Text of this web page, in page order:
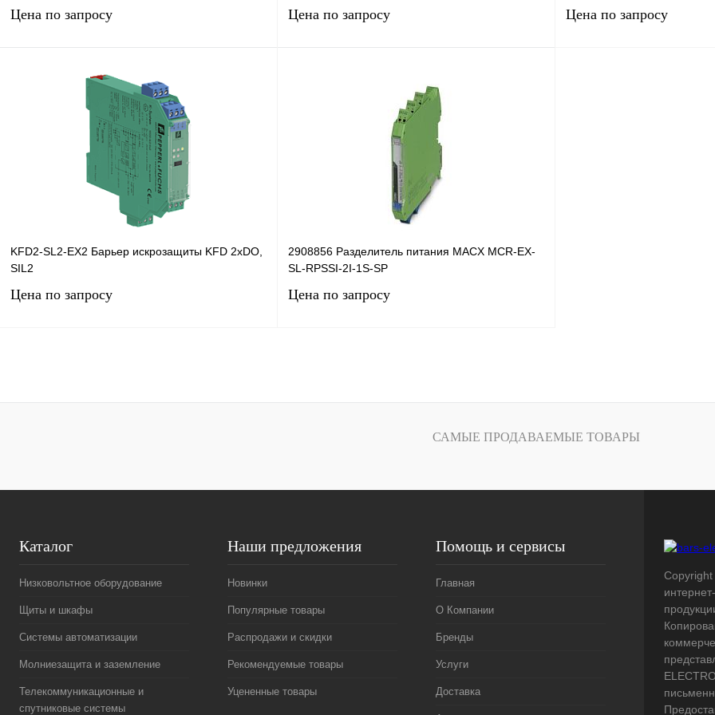
Цена по запросу
Запросить цену
Сравнение
Под заказ
Цена по запросу
Сравнение
Под заказ
Цена по запросу
KFD2-SL2-EX2 Барьер искрозащиты KFD 2хDO,
SIL2
Цена по запросу
Купить в 1 клик Сравнение
2908856 Разделитель питания MACX MCR-EX-
SL-RPSSI-2I-1S-SP
Цена по запросу
Купить в 1 клик Сравнение
САМЫЕ ПРОДАВАЕМЫЕ ТОВАРЫ
Каталог
Низковольтное оборудование
Щиты и шкафы
Системы автоматизации
Молниезащита и заземление
Телекоммуникационные и
спутниковые системы
Наши предложения
Новинки
Популярные товары
Распродажи и скидки
Рекомендуемые товары
Уцененные товары
Помощь и сервисы
Главная
О Компании
Бренды
Услуги
Доставка